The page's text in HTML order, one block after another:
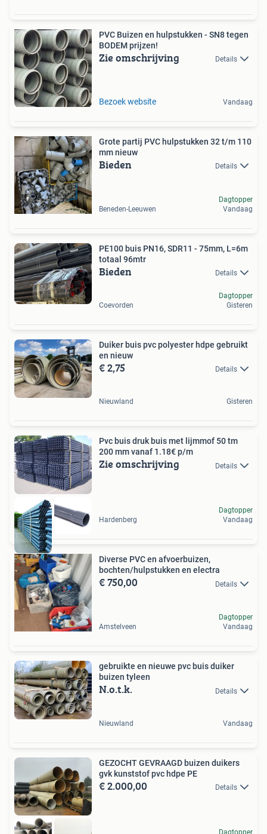
PVC Buizen en hulpstukken - SN8 tegen
BODEM prijzen!
Zie omschrijving Details
Bezoek website Vandaag
Grote partij PVC hulpstukken 32 t/m 110
mm nieuw
Bieden Details
Beneden-Leeuwen
Dagtopper
Vandaag
PE100 buis PN16, SDR11 - 75mm, L=6m
totaal 96mtr
Bieden Details
Coevorden
Dagtopper
Gisteren
Duiker buis pvc polyester hdpe gebruikt
en nieuw
€ 2,75 Details
Nieuwland Gisteren
Pvc buis druk buis met lijmmof 50 tm
200 mm vanaf 1.18€ p/m
Zie omschrijving Details
Hardenberg
Dagtopper
Vandaag
Diverse PVC en afvoerbuizen,
bochten/hulpstukken en electra
€ 750,00 Details
Amstelveen
Dagtopper
Vandaag
gebruikte en nieuwe pvc buis duiker
buizen tyleen
N.o.t.k. Details
Nieuwland Vandaag
GEZOCHT GEVRAAGD buizen duikers
gvk kunststof pvc hdpe PE
€ 2.000,00 Details
Dagtopper